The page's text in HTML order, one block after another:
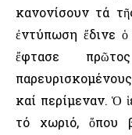
κανονίσουν τά
ἐντύπωση ἔδινε
ἔφτασε
καί περίμεναν. Ὁ
τό χωριό, ὅπου